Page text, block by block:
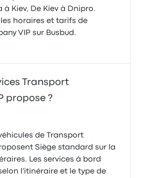
à Kiev, De Kiev à Dnipro.
horaires et tarifs de
VIP sur Busbud.
Transport
propose ?
de Transport
Siège standard sur la
Les services à bord
l'itinéraire et le type de